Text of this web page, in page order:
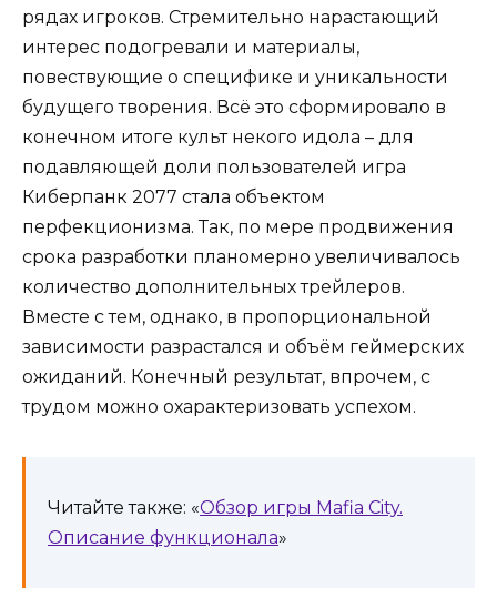
рядах игроков. Стремительно нарастающий
интерес подогревали и материалы,
повествующие о специфике и уникальности
будущего творения. Всё это сформировало в
конечном итоге культ некого идола – для
подавляющей доли пользователей игра
Киберпанк 2077 стала объектом
перфекционизма. Так, по мере продвижения
срока разработки планомерно увеличивалось
количество дополнительных трейлеров.
Вместе с тем, однако, в пропорциональной
зависимости разрастался и объём геймерских
ожиданий. Конечный результат, впрочем, с
трудом можно охарактеризовать успехом.
Читайте также: «Обзор игры Mafia City.
Описание функционала»